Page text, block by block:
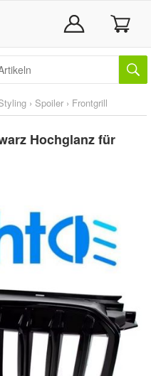
› Spoiler › Frontgrill
Hochglanz für